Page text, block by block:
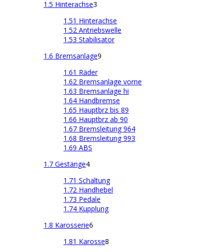
1.5 Hinterachse3
1.51 Hinterachse
1.52 Antriebswelle
1.53 Stabilisator
1.6 Bremsanlage9
1.61 Räder
1.62 Bremsanlage vorne
1.63 Bremsanlage hi
1.64 Handbremse
1.65 Hauptbrz bis 89
1.66 Hauptbrz ab 90
1.67 Bremsleitung 964
1.68 Bremsleitung 993
1.69 ABS
1.7 Gestänge4
1.71 Schaltung
1.72 Handhebel
1.73 Pedale
1.74 Kupplung
1.8 Karosserie6
1.81 Karosse8